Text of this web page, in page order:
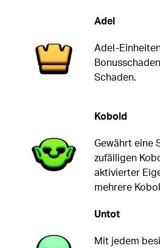
Adel
Adel-
Schaden.
Kobold
Gewährt eine
zufälligen
aktivierter
mehrere
Untot
Mit jedem